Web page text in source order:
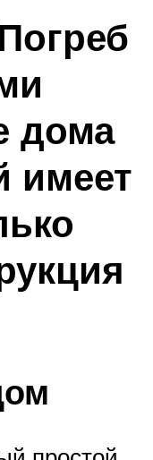
дома
имеет